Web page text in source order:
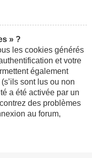
» ?
les cookies générés
et votre
également
sont lus ou non
a été activée par un
des problèmes
au forum,